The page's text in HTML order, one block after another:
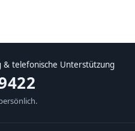
& telefonische Unterstützung